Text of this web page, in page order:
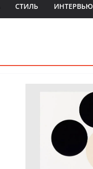
СТИЛЬ ИНТЕРВЬЮ